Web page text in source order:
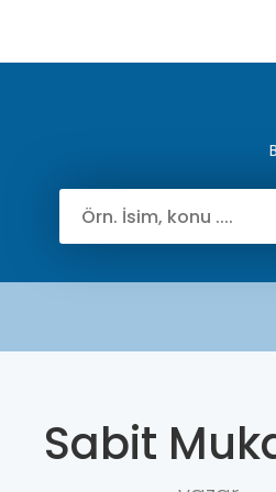
Sabit